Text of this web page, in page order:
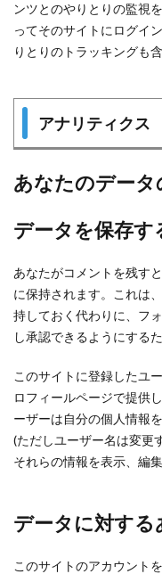
ンツとのやりとりの監視
ってそのサイトにログイ
りとりのトラッキングも含
アナリティクス
あなたのデータ
データを保存す
あなたがコメントを残す
に保持されます。これは
持しておく代わりに、フ
し承認できるようにするた
このサイトに登録したユ
ロフィールページで提供
ーザーは自分の個人情報
(ただしユーザー名は変更
それらの情報を表示、編集
データに対する
このサイトのアカウント